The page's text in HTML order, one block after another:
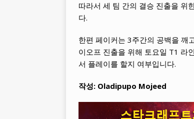
따라서 세 팀 간의 결승 진출을 위
다.
한편 페이커는 3주간의 공백을 깨
이오프 진출을 위해 토요일 T1 라
서 플레이를 할지 여부입니다.
작성: Oladipupo Mojeed